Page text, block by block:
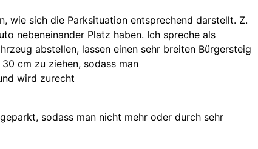
wie sich die Parksituation entsprechend darstellt. Z.
nebeneinander Platz haben. Ich spreche als
abstellen, lassen einen sehr breiten Bürgersteig
cm zu ziehen, sodass man
wird zurecht
sodass man nicht mehr oder durch sehr